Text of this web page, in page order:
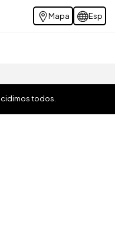
Mapa Esp
todos.